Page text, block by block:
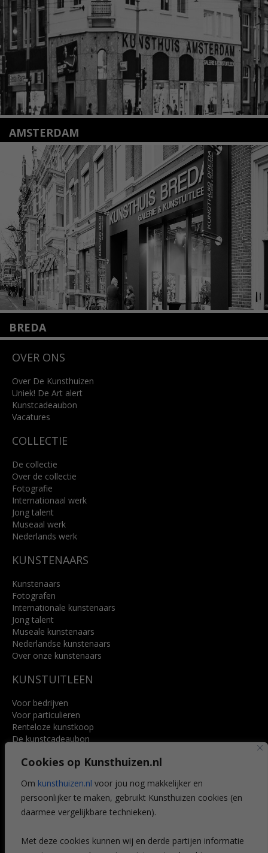
Cookies op Kunsthuizen.nl
Om kunsthuizen.nl voor jou nog makkelijker en
persoonlijker te maken, gebruikt Kunsthuizen cookies (en
daarmee vergelijkbare technieken).
Met deze cookies kunnen wij en derde partijen informatie
Lees meer
AMSTERDAM
Amstelveenseweg 135
1075 VX Amsterdam
+31 (0)20 2332546
info@kunsthuisamsterdam.nl
Lees meer
BREDA
4818 SB Breda
info@kunsthuisbreda.nl
Lees meer
OVER ONS
Over De Kunsthuizen
Uniek! De Art alert
Kunstcadeaubon
Vacatures
COLLECTIE
De collectie
Over de collectie
Fotografie
Internationaal werk
Jong talent
Museaal werk
Nederlands werk
KUNSTENAARS
Kunstenaars
Fotografen
Internationale kunstenaars
Jong talent
Museale kunstenaars
Nederlandse kunstenaars
Over onze kunstenaars
KUNSTUITLEEN
Voor bedrijven
Voor particulieren
Renteloze kunstkoop
De kunstcadeaubon
Voordelen
Veelgestelde vragen
CONTACT
Leiden